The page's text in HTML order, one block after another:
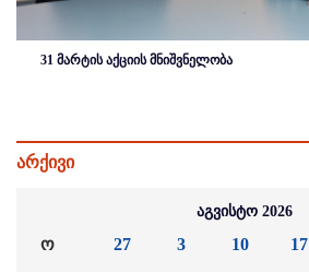
31 მარტის აქციის მნიშვნელობა
არქივი
აგვისტო 2026
ო 27 3 10 17